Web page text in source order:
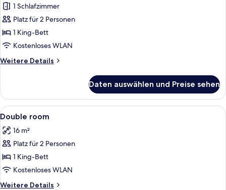
1 Schlafzimmer
Platz für 2 Personen
1 King-Bett
Kostenloses WLAN
Weitere Details
Weitere
Doppelzimmer
Daten auswählen und Preise sehen
Alle
Fotos
für
Double
room
anzeigen
Allergikerbettwaren, Schreibtisch,
1
Double room
16 m²
Platz für 2 Personen
1 King-Bett
Kostenloses WLAN
Weitere Details
Weitere